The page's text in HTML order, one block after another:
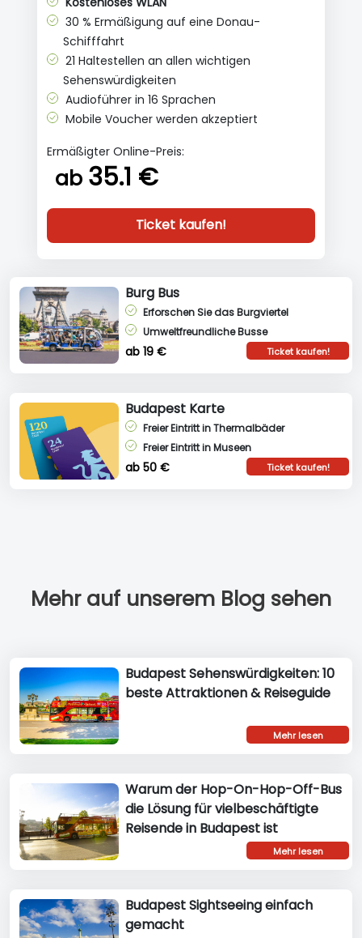
30 % Ermäßigung auf eine Donau-
Schifffahrt
21 Haltestellen an allen wichtigen
Sehenswürdigkeiten
Audioführer in 16 Sprachen
Mobile Voucher werden akzeptiert
Ermäßigter Online-Preis:
ab 35.1 €
Ticket kaufen!
Burg Bus
Erforschen Sie das Burgviertel
Umweltfreundliche Busse
ab 19 € Ticket kaufen!
Budapest Karte
Freier Eintritt in Thermalbäder
Freier Eintritt in Museen
ab 50 € Ticket kaufen!
Mehr auf unserem Blog sehen
Budapest Sehenswürdigkeiten: 10
beste Attraktionen & Reiseguide
Mehr lesen
Warum der Hop-On-Hop-Off-Bus
die Lösung für vielbeschäftigte
Reisende in Budapest ist
Mehr lesen
Budapest Sightseeing einfach
gemacht